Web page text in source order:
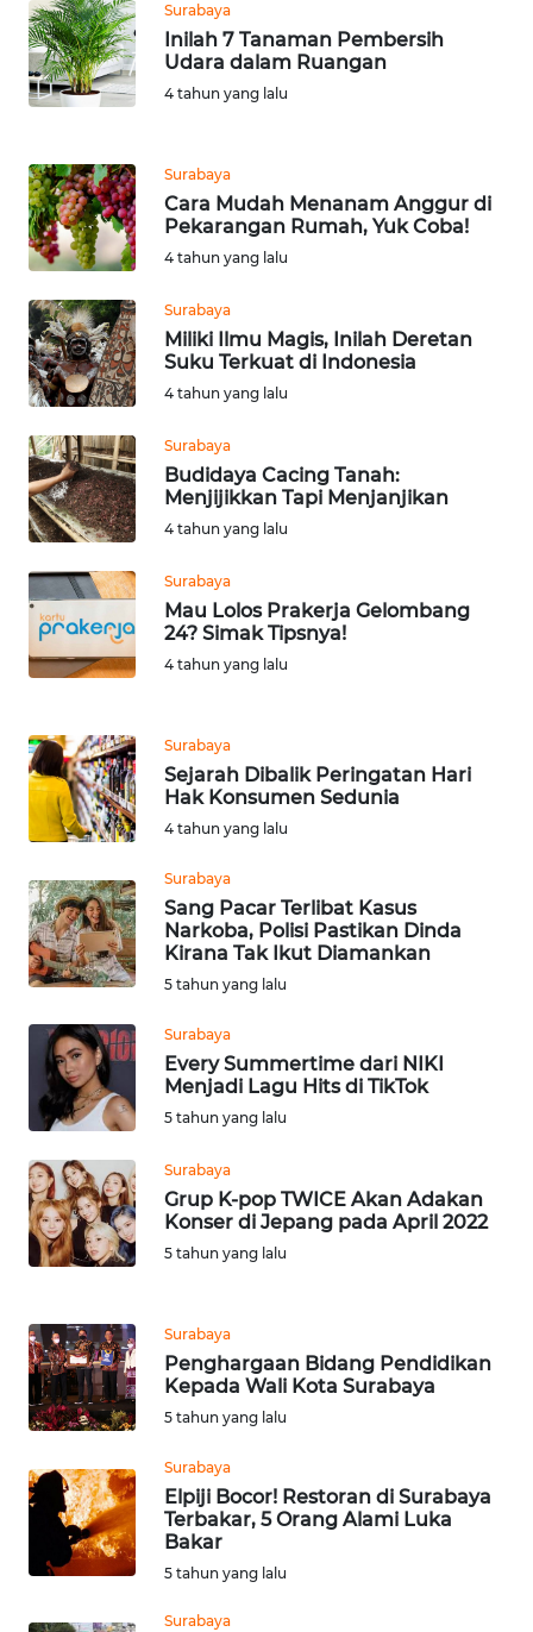
Surabaya
Inilah 7 Tanaman Pembersih
Udara dalam Ruangan
4 tahun yang lalu
Surabaya
Cara Mudah Menanam Anggur di
Pekarangan Rumah, Yuk Coba!
4 tahun yang lalu
Surabaya
Miliki Ilmu Magis, Inilah Deretan
Suku Terkuat di Indonesia
4 tahun yang lalu
Surabaya
Budidaya Cacing Tanah:
Menjijikkan Tapi Menjanjikan
4 tahun yang lalu
Surabaya
Mau Lolos Prakerja Gelombang
24? Simak Tipsnya!
4 tahun yang lalu
Surabaya
Sejarah Dibalik Peringatan Hari
Hak Konsumen Sedunia
4 tahun yang lalu
Surabaya
Sang Pacar Terlibat Kasus
Narkoba, Polisi Pastikan Dinda
Kirana Tak Ikut Diamankan
5 tahun yang lalu
Surabaya
Every Summertime dari NIKI
Menjadi Lagu Hits di TikTok
5 tahun yang lalu
Surabaya
Grup K-pop TWICE Akan Adakan
Konser di Jepang pada April 2022
5 tahun yang lalu
Surabaya
Penghargaan Bidang Pendidikan
Kepada Wali Kota Surabaya
5 tahun yang lalu
Surabaya
Elpiji Bocor! Restoran di Surabaya
Terbakar, 5 Orang Alami Luka
Bakar
5 tahun yang lalu
Surabaya
WN
DAIRI
WN
TOBA
WN
NIAS
WN
LANGKAT
WN
SELATAN
WN
TANJUNG
WN
KARO
SIMALUNGUN
WN
LABUHANBATU
WN
TAPANULI
TENGAH
SERDANG
WN
TEBING
WN
PAKPAK
WN
BEKASI
WN
BOGOR
WN
DEPOK